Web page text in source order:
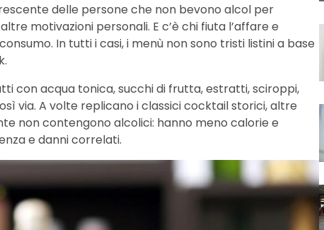
delle persone che non bevono alcol per
motivazioni personali. E c’è chi fiuta l’affare e
In tutti i casi, i menù non sono tristi listini a base
con acqua tonica, succhi di frutta, estratti, sciroppi,
via. A volte replicano i classici cocktail storici, altre
non contengono alcolici: hanno meno calorie e
e danni correlati.